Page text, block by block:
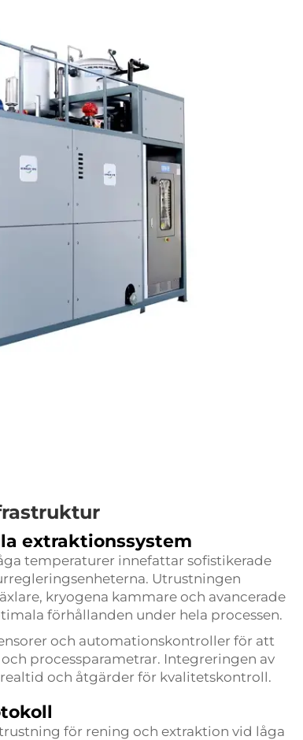
extraktionssystem
temperaturer innefattar sofistikerade
Utrustningen
kryogena kammare och avancerade
förhållanden under hela processen.
och automationskontroller för att
processparametrar. Integreringen av
och åtgärder för kvalitetskontroll.
för rening och extraktion vid låga